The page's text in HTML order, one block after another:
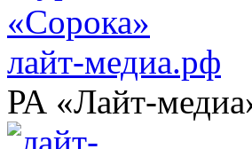
лайт-медиа.рф
РА «Лайт-